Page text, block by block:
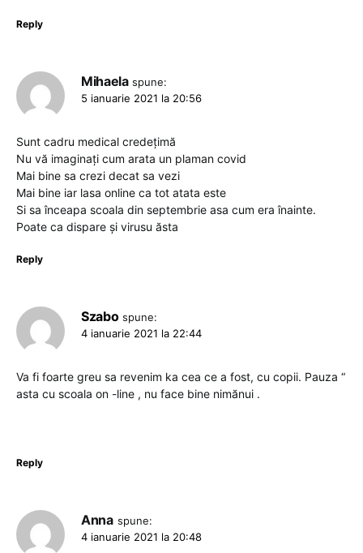
Reply
Mihaela spune:
5 ianuarie 2021 la 20:56
Sunt cadru medical credețimă
Nu vă imaginați cum arata un plaman covid
Mai bine sa crezi decat sa vezi
Mai bine iar lasa online ca tot atata este
Si sa înceapa scoala din septembrie asa cum era înainte.
Poate ca dispare și virusu ăsta
Reply
Szabo spune:
4 ianuarie 2021 la 22:44
Va fi foarte greu sa revenim ka cea ce a fost, cu copii. Pauza “
asta cu scoala on -line , nu face bine nimănui .
Reply
Anna spune:
4 ianuarie 2021 la 20:48